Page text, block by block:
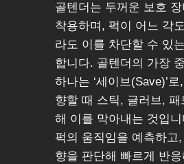
골텐더는 두꺼운 보호
착용하며, 퍽이 어느 각
라도 이를 차단할 수 있
합니다. 골텐더의 가장
하나는 ‘세이브(Save)’
향할 때 스틱, 글러브, 패
해 이를 막아내는 것입
퍽의 움직임을 예측하고
향을 판단해 빠르게 반